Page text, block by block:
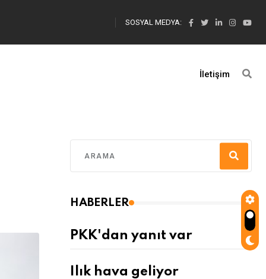
SOSYAL MEDYA:
İletişim
HABERLER
PKK'dan yanıt var
Ilık hava geliyor